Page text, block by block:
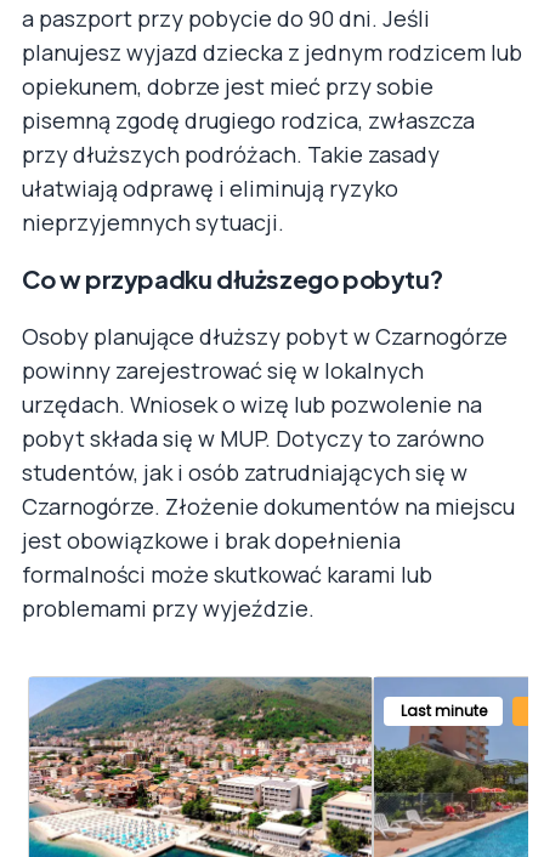
a paszport przy pobycie do 90 dni. Jeśli
planujesz wyjazd dziecka z jednym rodzicem lub
opiekunem, dobrze jest mieć przy sobie
pisemną zgodę drugiego rodzica, zwłaszcza
przy dłuższych podróżach. Takie zasady
ułatwiają odprawę i eliminują ryzyko
nieprzyjemnych sytuacji.
Co w przypadku dłuższego pobytu?
Osoby planujące dłuższy pobyt w Czarnogórze
powinny zarejestrować się w lokalnych
urzędach. Wniosek o wizę lub pozwolenie na
pobyt składa się w MUP. Dotyczy to zarówno
studentów, jak i osób zatrudniających się w
Czarnogórze. Złożenie dokumentów na miejscu
jest obowiązkowe i brak dopełnienia
formalności może skutkować karami lub
problemami przy wyjeździe.
Last minute